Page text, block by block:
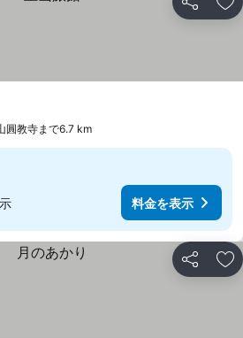
シェア お
圓教寺まで6.7 km
料金を表示
シェア お